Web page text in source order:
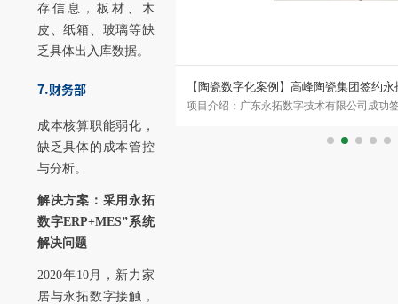
存信息，板材、木
皮、纸箱、玻璃等缺
乏具体出入库数据。
7.财务部
成本核算职能弱化，
缺乏具体的成本管控
与分析。
解决方案：采用永拓
数字ERP+MES”系统
解决问题
2020年10月，新力家
居与永拓数字接触，
不锈钢家居家具数字化生产
）,打
【陶瓷数字化案例】高峰陶瓷集团签约
案例
项目介绍：广东永拓数字技术有限公司成功